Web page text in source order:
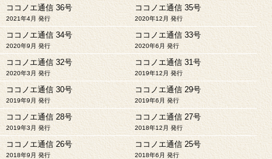
ココノエ通信 36号
2021年4月 発行
ココノエ通信 35号
2020年12月 発行
ココノエ通信 34号
2020年9月 発行
ココノエ通信 33号
2020年6月 発行
ココノエ通信 32号
2020年3月 発行
ココノエ通信 31号
2019年12月 発行
ココノエ通信 30号
2019年9月 発行
ココノエ通信 29号
2019年6月 発行
ココノエ通信 28号
2019年3月 発行
ココノエ通信 27号
2018年12月 発行
ココノエ通信 26号
2018年9月 発行
ココノエ通信 25号
2018年6月 発行